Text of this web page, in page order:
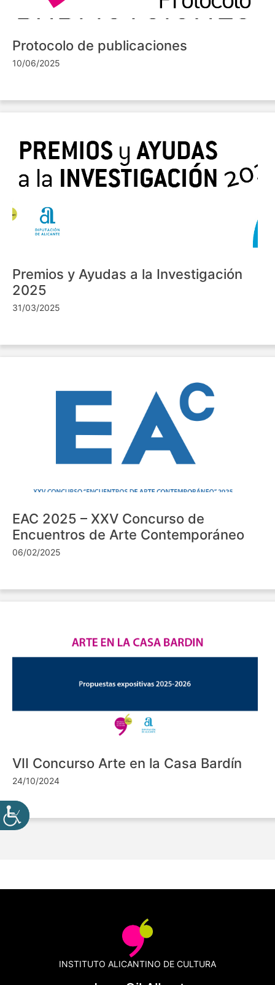
Protocolo de publicaciones
10/06/2025
Premios y Ayudas a la Investigación
2025
31/03/2025
EAC 2025 – XXV Concurso de
Encuentros de Arte Contemporáneo
06/02/2025
VII Concurso Arte en la Casa Bardín
24/10/2024
INSTITUTO ALICANTINO DE CULTURA